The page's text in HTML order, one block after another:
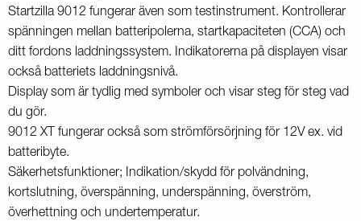
Startzilla 9012 fungerar även som testinstrument. Kontrollerar
spänningen mellan batteripolerna, startkapaciteten (CCA) och
ditt fordons laddningssystem. Indikatorerna på displayen visar
också batteriets laddningsnivå.
Display som är tydlig med symboler och visar steg för steg vad
du gör.
9012 XT fungerar också som strömförsörjning för 12V ex. vid
batteribyte.
Säkerhetsfunktioner; Indikation/skydd för polvändning,
kortslutning, överspänning, underspänning, överström,
överhettning och undertemperatur.